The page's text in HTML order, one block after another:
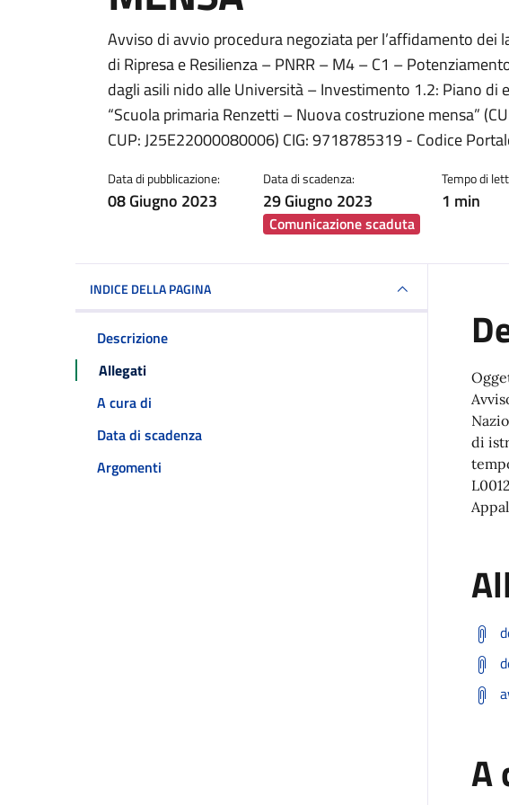
Dettagli della notizia
Avviso di avvio procedura negoziata per l’affidamento dei
di Ripresa e Resilienza – PNRR – M4 – C1 –
dagli asili nido alle Università – Investimento 1.2: Piano di
“Scuola primaria Renzetti – Nuova costruzione mensa”
CUP: J25E22000080006) CIG: 9718785319 - Codice
Data di pubblicazione:
08 Giugno 2023
Data di scadenza:
29 Giugno 2023
Comunicazione scaduta
Tempo di
1 min
INDICE DELLA PAGINA
Descrizione
Allegati
A cura di
Data di scadenza
Argomenti
di
A